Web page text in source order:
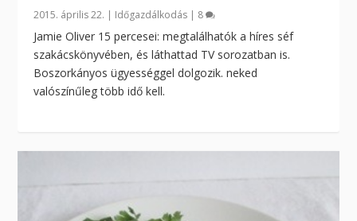
2015. április 22. | Időgazdálkodás | 8
Jamie Oliver 15 percesei: megtalálhatók a híres séf
szakácskönyvében, és láthattad TV sorozatban is.
Boszorkányos ügyességgel dolgozik. neked
valószínűleg több idő kell.